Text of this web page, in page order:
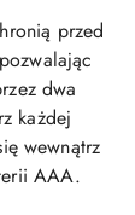
przed
dwa
każdej
wewnątrz
AAA.